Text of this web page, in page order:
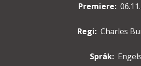
Premiere:
Regi: Charles
Språk: